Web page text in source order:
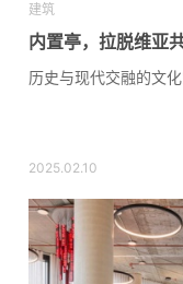
建筑
内置亭，拉脱维亚
历史与现代交融的文
2025.02.10